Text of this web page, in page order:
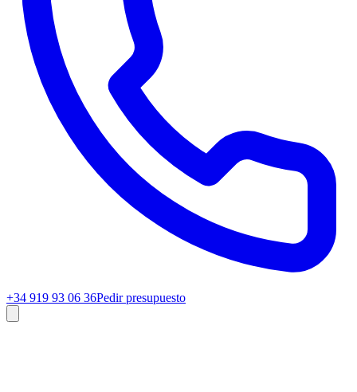
+34 919 93 06 36Pedir presupuesto